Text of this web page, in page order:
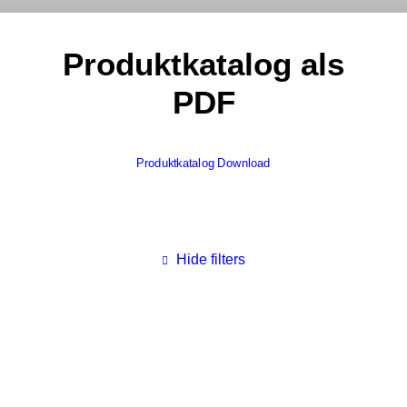
Produktkatalog als
PDF
Produktkatalog Download
Hide filters